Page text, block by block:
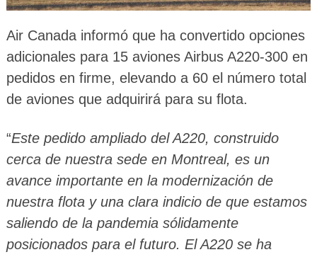
Air Canada informó que ha convertido opciones
adicionales para 15 aviones Airbus A220-300 en
pedidos en firme, elevando a 60 el número total
de aviones que adquirirá para su flota.
“Este pedido ampliado del A220, construido
cerca de nuestra sede en Montreal, es un
avance importante en la modernización de
nuestra flota y una clara indicio de que estamos
saliendo de la pandemia sólidamente
posicionados para el futuro. El A220 se ha